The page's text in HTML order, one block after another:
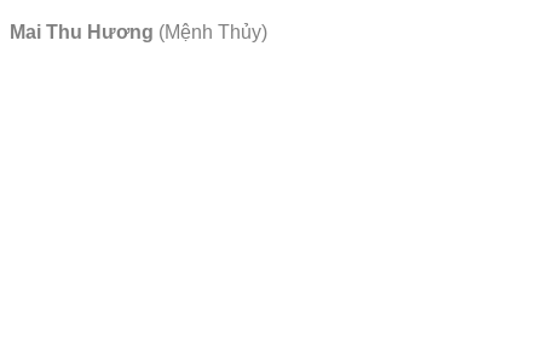
Mai Thu Hương (Mệnh Thủy)